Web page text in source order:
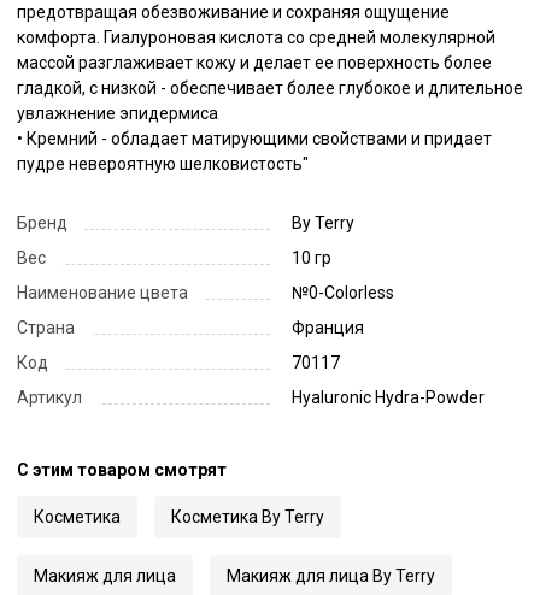
предотвращая обезвоживание и сохраняя ощущение
комфорта. Гиалуроновая кислота со средней молекулярной
массой разглаживает кожу и делает ее поверхность более
гладкой, с низкой - обеспечивает более глубокое и длительное
увлажнение эпидермиса
• Кремний - обладает матирующими свойствами и придает
пудре невероятную шелковистость"
Бренд
By Terry
Вес
10 гр
Наименование цвета
№0-Colorless
Страна
Франция
Код
70117
Артикул
Hyaluronic Hydra-Powder
С этим товаром смотрят
Косметика Косметика By Terry
Макияж для лица Макияж для лица By Terry